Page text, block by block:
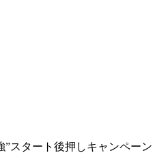
”スタート後押しキャンペー